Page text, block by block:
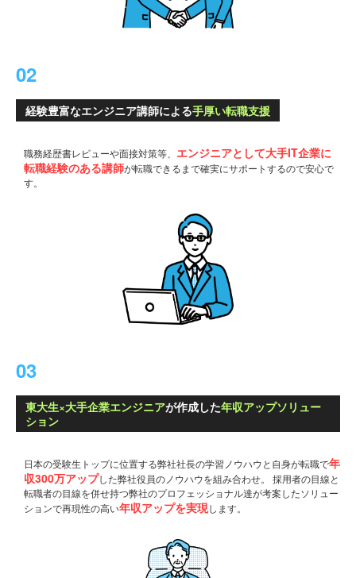
02
経験豊富なエンジニア講師による手厚い転職支援
職務経歴書レビューや面接対策等、 エンジニアとして大手IT企業に
転職経験のある講師が転職できるまで確実にサポートするので安心で
す。
03
東大生×大手企業エンジニアが作成した年収アップソリュー
ション
日本の受験生トップに位置する弊社社長の学習ノウハウと自身が転職で年
収300万アップした弊社役員のノウハウを組み合わせ。 採用者の目線と
転職者の目線を併せ持つ弊社のプロフェッショナル達が考案したソリュー
ションで再現性の高い年収アップを実現します。